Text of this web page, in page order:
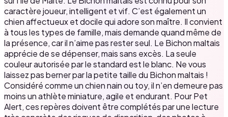
caractère joueur, intelligent et vif. C’est également un
chien affectueux et docile qui adore son maître. Il convient
à tous les types de famille, mais demande quand même de
la présence, car il n’aime pas rester seul. Le Bichon maltais
apprécie de se dépenser, mais sans excès. La seule
couleur autorisée par le standard est le blanc. Ne vous
laissez pas berner par la petite taille du Bichon maltais !
Considéré comme un chien nain ou toy, il n’en demeure pas
moins un athlète miniature, agile et endurant. Pour Pet
Alert, ces repères doivent être complétés par une lecture